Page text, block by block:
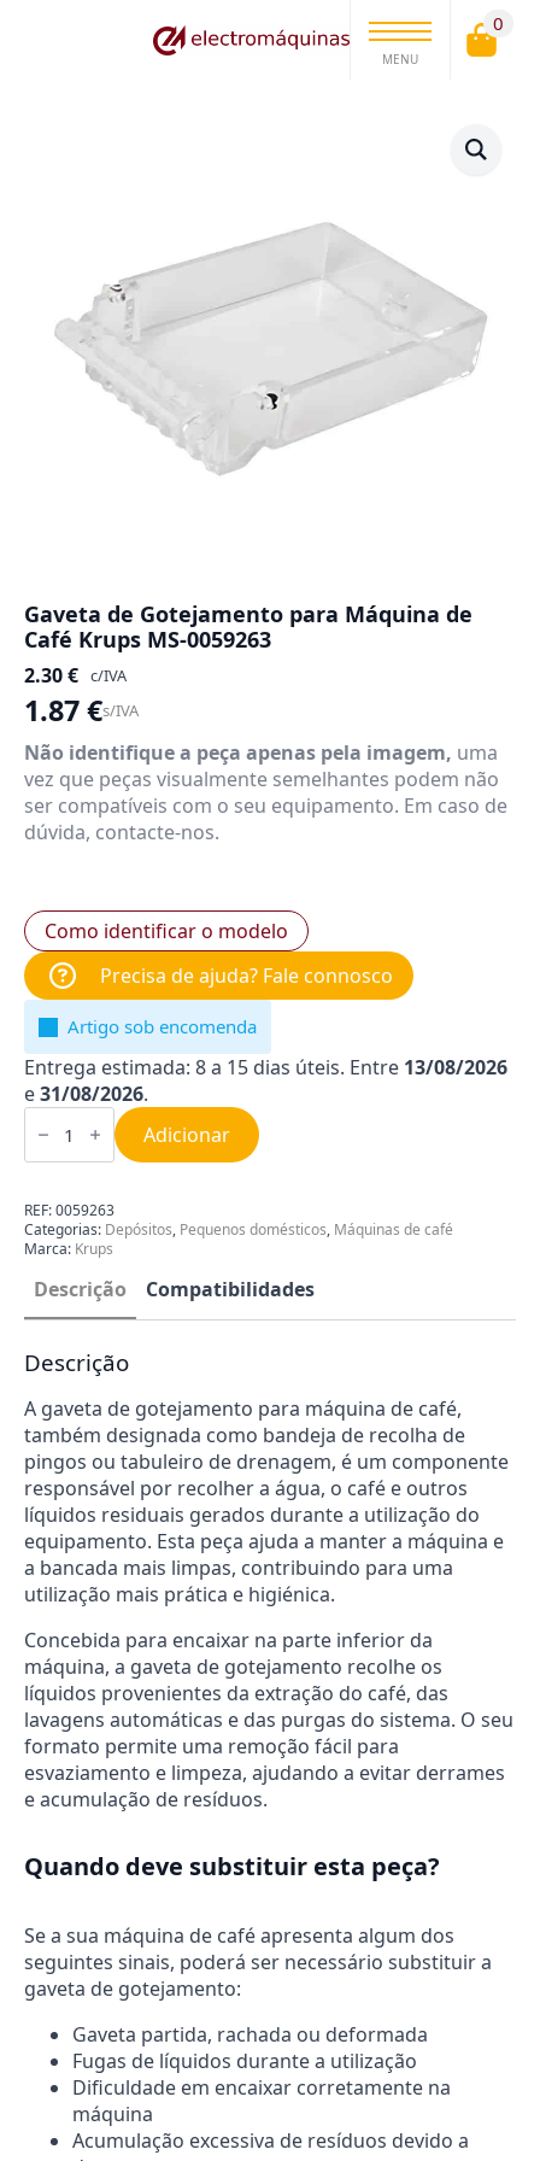
MENU
0
Gaveta de Gotejamento para Máquina de
Café Krups MS-0059263
2.30€ c/IVA
1.87€s/IVA
Não identifique a peça apenas pela imagem, uma
vez que peças visualmente semelhantes podem não
ser compatíveis com o seu equipamento. Em caso de
dúvida, contacte-nos.
Como identificar o modelo
Precisa de ajuda? Fale connosco
Artigo sob encomenda
Entrega estimada: 8 a 15 dias úteis. Entre 13/08/2026
e31/08/2026.
Quantidade
de
de
para
Máquina
de
Café
Krups
MS-
0059263
Adicionar
REF:0059263
Categorias: Depósitos, Pequenos domésticos, Máquinas de café
Marca: Krups
Descrição Compatibilidades
Descrição
A gaveta de gotejamento para máquina de café,
também designada como bandeja de recolha de
pingos ou tabuleiro de drenagem, é um componente
responsável por recolher a água, o café e outros
líquidos residuais gerados durante a utilização do
equipamento. Esta peça ajuda a manter a máquina e
a bancada mais limpas, contribuindo para uma
utilização mais prática e higiénica.
Concebida para encaixar na parte inferior da
máquina, a gaveta de gotejamento recolhe os
líquidos provenientes da extração do café, das
lavagens automáticas e das purgas do sistema. O seu
formato permite uma remoção fácil para
esvaziamento e limpeza, ajudando a evitar derrames
e acumulação de resíduos.
Quando deve substituir esta peça?
Se a sua máquina de café apresenta algum dos
seguintes sinais, poderá ser necessário substituir a
gaveta de gotejamento:
Gaveta partida, rachada ou deformada
Fugas de líquidos durante a utilização
Dificuldade em encaixar corretamente na
máquina
Acumulação excessiva de resíduos devido a